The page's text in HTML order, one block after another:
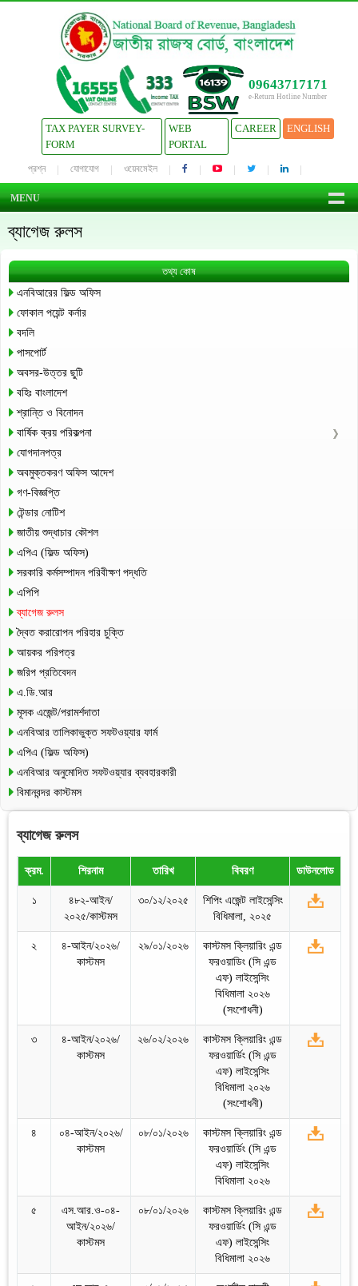
09643717171
e-Return Hotline Number
TAX PAYER SURVEY-
FORM
WEB
PORTAL
CAREER ENGLISH
প্রশ্ন যোগাযোগ ওয়েবমেইল
MENU
ব্যাগেজ রুলস
তথ্য কোষ
এনবিআরের ফিল্ড অফিস
ফোকাল পয়েন্ট কর্নার
বদলি
পাসপোর্ট
অবসর-উত্তর ছুটি
বহিঃ বাংলাদেশ
শ্রান্তি ও বিনোদন
বার্ষিক ক্রয় পরিকল্পনা
যোগদানপত্র
অবমুক্তকরণ অফিস আদেশ
গণ-বিজ্ঞপ্তি
টেন্ডার নোটিশ
জাতীয় শুদ্ধাচার কৌশল
এপিএ (ফিল্ড অফিস)
সরকারি কর্মসম্পাদন পরিবীক্ষণ পদ্ধতি
এপিপি
ব্যাগেজ রুলস
দ্বৈত করারোপন পরিহার চুক্তি
আয়কর পরিপত্র
জরিপ প্রতিবেদন
এ.ডি.আর
মূসক এজেন্ট/পরামর্শদাতা
এনবিআর তালিকাভুক্ত সফটওয়্যার ফার্ম
এপিএ (ফিল্ড অফিস)
এনবিআর অনুমোদিত সফটওয়্যার ব্যবহারকারী
বিমানবন্দর কাস্টমস
ব্যাগেজ রুলস
ক্রম. শিরনাম তারিখ বিবরণ ডাউনলোড
১
৪৮২-আইন/
২০২৫/কাস্টমস
৩০/১২/২০২৫
শিপিং এজেন্ট লাইসেন্সিং
বিধিমালা, ২০২৫
২
৪-আইন/২০২৬/
কাস্টমস
২৯/০১/২০২৬
কাস্টমস ক্লিয়ারিং এন্ড
ফরওয়াডিং (সি এন্ড
এফ) লাইসেন্সিং
বিধিমালা ২০২৬
(সংশোধনী)
৩
৪-আইন/২০২৬/
কাস্টমস
২৬/০২/২০২৬
কাস্টমস ক্লিয়ারিং এন্ড
ফরওয়ার্ডিং (সি এন্ড
এফ) লাইসেন্সিং
বিধিমালা ২০২৬
(সংশোধনী)
৪
০৪-আইন/২০২৬/
কাস্টমস
০৮/০১/২০২৬
কাস্টমস ক্লিয়ারিং এন্ড
ফরওয়ার্ডিং (সি এন্ড
এফ) লাইসেন্সিং
বিধিমালা ২০২৬
৫
এস.আর.ও-০৪-
আইন/২০২৬/
কাস্টমস
০৮/০১/২০২৬
কাস্টমস ক্লিয়ারিং এন্ড
ফরওয়ার্ডিং (সি এন্ড
এফ) লাইসেন্সিং
বিধিমালা ২০২৬